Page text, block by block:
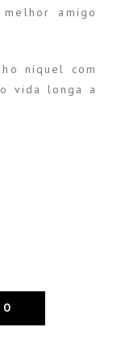
amigo
níquel com
vida longa a